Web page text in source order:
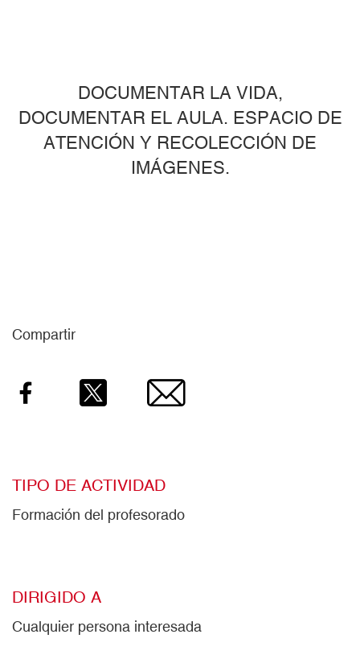
DOCUMENTAR LA VIDA,
DOCUMENTAR EL AULA. ESPACIO DE
ATENCIÓN Y RECOLECCIÓN DE
IMÁGENES.
Compartir
Facebook Email
TIPO DE ACTIVIDAD
Formación del profesorado
DIRIGIDO A
Cualquier persona interesada